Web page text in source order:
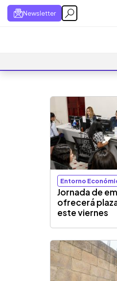
Newsletter
Entorno
Jornada de
ofrecerá
este viernes